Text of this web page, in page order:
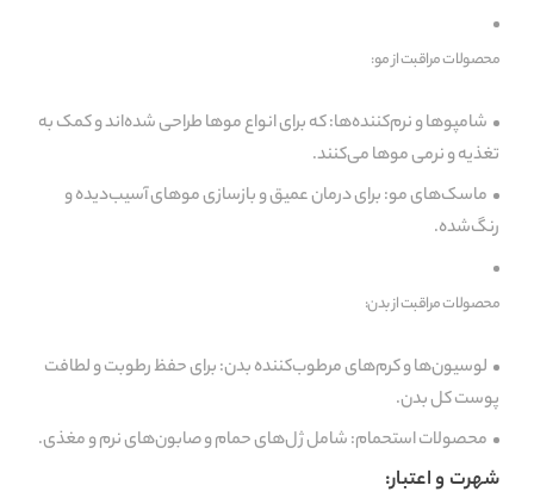
محصولات مراقبت از مو:
شامپوها و نرم‌کننده‌ها: که برای انواع موها طراحی شده‌اند و کمک به
تغذیه و نرمی موها می‌کنند.
ماسک‌های مو: برای درمان عمیق و بازسازی موهای آسیب‌دیده و
رنگ‌شده.
محصولات مراقبت از بدن:
لوسیون‌ها و کرم‌های مرطوب‌کننده بدن: برای حفظ رطوبت و لطافت
پوست کل بدن.
محصولات استحمام: شامل ژل‌های حمام و صابون‌های نرم و مغذی.
شهرت و اعتبار: